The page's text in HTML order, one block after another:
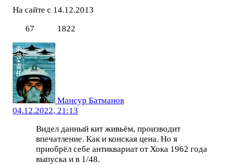
На сайте с 14.12.2013
67
1822
Мансур Батманов
04.12.2022, 21:13
Видел данный кит живьём, производит
впечатление. Как и конская цена. Но я
приобрёл себе антиквариат от Хока 1962 года
выпуска и в 1/48.